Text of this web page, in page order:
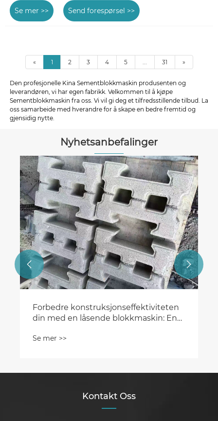
Se mer >> Send forespørsel >>
« 1 2 3 4 5 31 »
Den profesjonelle Kina Sementblokkmaskin produsenten og
leverandøren, vi har egen fabrikk. Velkommen til å kjøpe
Sementblokkmaskin fra oss. Vi vil gi deg et tilfredsstillende tilbud. La
oss samarbeide med hverandre for å skape en bedre fremtid og
gjensidig nytte.
Nyhetsanbefalinger
Forbedre konstruksjonseffektiviteten
din med en låsende blokkmaskin: En
bygningskonstruksjon
Se mer >>
 
Kontakt Oss